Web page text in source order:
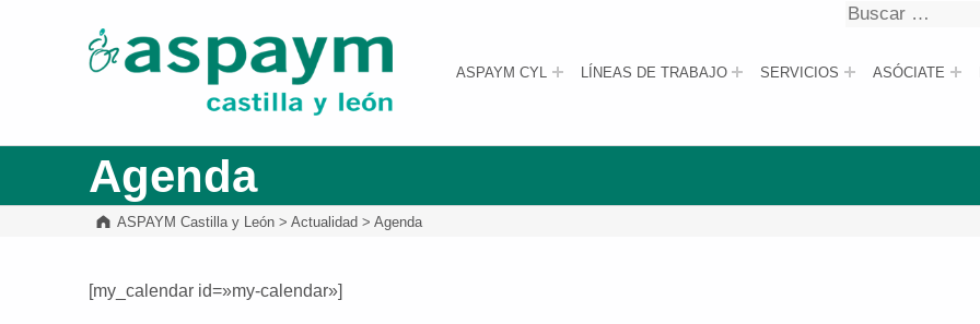
ASPAYM Castilla y León
ASPAYM CYL LÍNEAS DE TRABAJO SERVICIOS ASÓCIATE
Buscar
Agenda
ASPAYM Castilla y León >Actualidad >Agenda
[my_calendar id=»my-calendar»]